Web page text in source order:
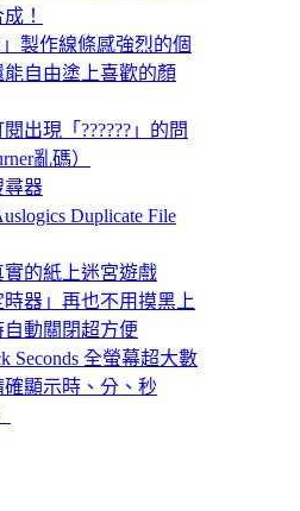
！
」製作線條感強烈的個
能自由塗上喜歡的顏
出現「??????」的問
亂碼）
尋器
Duplicate File
實的紙上迷宮遊戲
時器」再也不用摸黑上
動關閉超方便
Seconds 全螢幕超大數
確顯示時、分、秒